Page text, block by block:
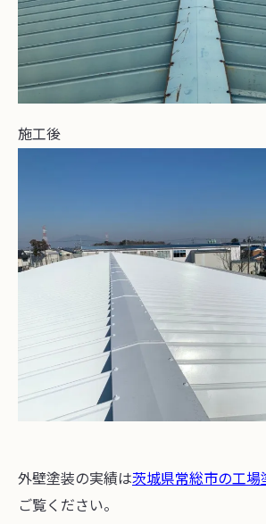
施工後
外壁塗装の実績は茨城県常総市の工場
ご覧ください。